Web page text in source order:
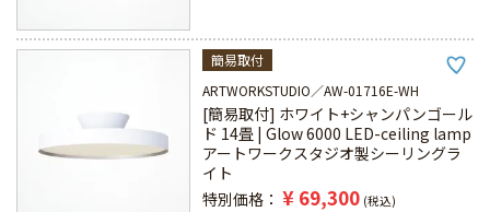
簡易取付
ARTWORKSTUDIO
AW-01716E-WH
[簡易取付] ホワイト+シャンパンゴール
ド 14畳 | Glow 6000 LED-ceiling lamp
アートワークスタジオ製シーリングラ
イト
特別価格
¥ 69,300 税込